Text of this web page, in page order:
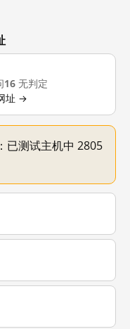
16 无判定
址 →
已测试主机中 2805